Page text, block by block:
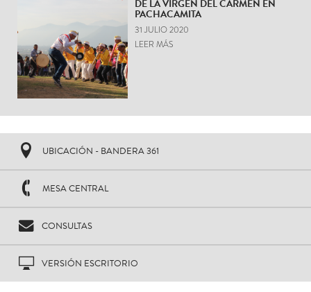
DE LA VIRGEN DEL CARMEN EN
PACHACAMITA
31 JULIO 2020
LEER MÁS
UBICACIÓN - BANDERA 361
MESA CENTRAL
CONSULTAS
VERSIÓN ESCRITORIO